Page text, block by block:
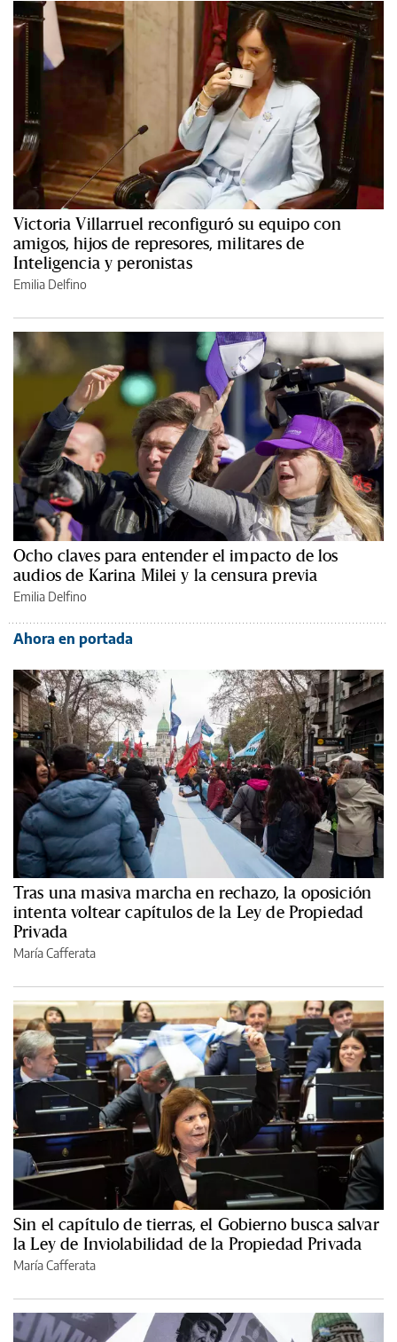
Victoria Villarruel reconfiguró su equipo con
amigos, hijos de represores, militares de
Inteligencia y peronistas
Emilia Delfino
Ocho claves para entender el impacto de los
audios de Karina Milei y la censura previa
Emilia Delfino
Ahora en portada
Tras una masiva marcha en rechazo, la oposición
intenta voltear capítulos de la Ley de Propiedad
Privada
María Cafferata
Sin el capítulo de tierras, el Gobierno busca salvar
la Ley de Inviolabilidad de la Propiedad Privada
María Cafferata